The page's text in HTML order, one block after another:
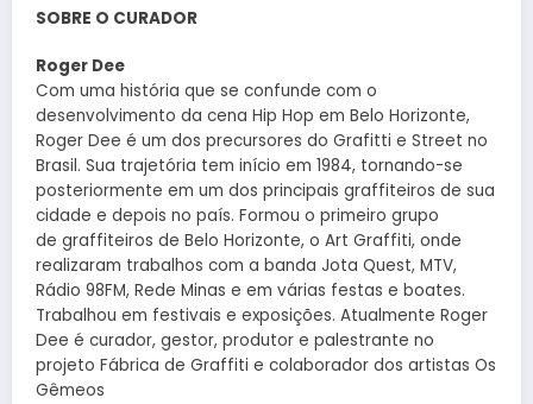
SOBRE O CURADOR
Roger Dee
Com uma história que se confunde com o
desenvolvimento da cena Hip Hop em Belo Horizonte,
Roger Dee é um dos precursores do Grafitti e Street no
Brasil. Sua trajetória tem início em 1984, tornando-se
posteriormente em um dos principais graffiteiros de sua
cidade e depois no país. Formou o primeiro grupo
de graffiteiros de Belo Horizonte, o Art Graffiti, onde
realizaram trabalhos com a banda Jota Quest, MTV,
Rádio 98FM, Rede Minas e em várias festas e boates.
Trabalhou em festivais e exposições. Atualmente Roger
Dee é curador, gestor, produtor e palestrante no
projeto Fábrica de Graffiti e colaborador dos artistas Os
Gêmeos